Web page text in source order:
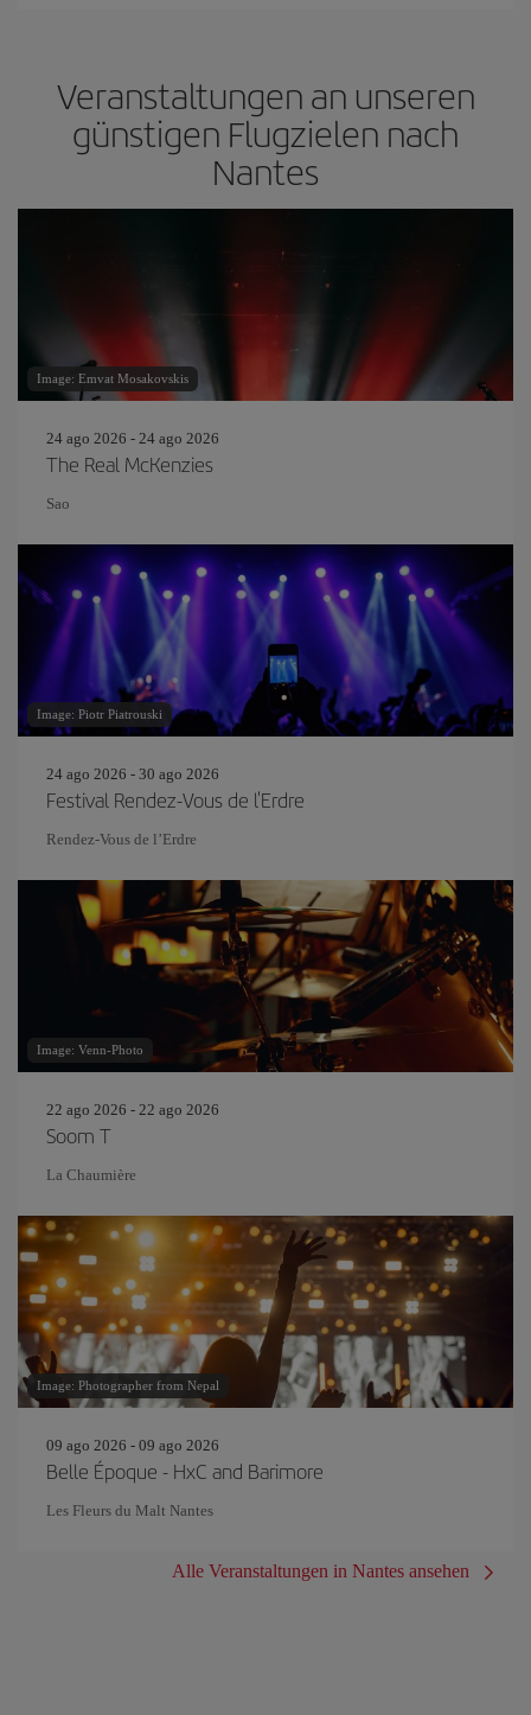
Veranstaltungen an unseren
günstigen Flugzielen nach
Nantes
Image: Emvat Mosakovskis
24 ago 2026 - 24 ago 2026
The Real McKenzies
Sao
Image: Piotr Piatrouski
24 ago 2026 - 30 ago 2026
Festival Rendez-Vous de l'Erdre
Rendez-Vous de l’Erdre
Image: Venn-Photo
22 ago 2026 - 22 ago 2026
Soom T
La Chaumière
Image: Photographer from Nepal
09 ago 2026 - 09 ago 2026
Belle Époque - HxC and Barimore
Les Fleurs du Malt Nantes
Alle Veranstaltungen in Nantes ansehen